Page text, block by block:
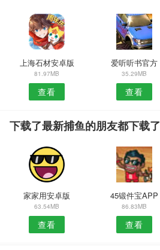
上海石材安卓版
81.97MB
查看
爱听听书官方
35.29MB
查看
下载了最新捕鱼的朋友都下载了
家家用安卓版
63.54MB
查看
45锻件宝APP
86.83MB
查看